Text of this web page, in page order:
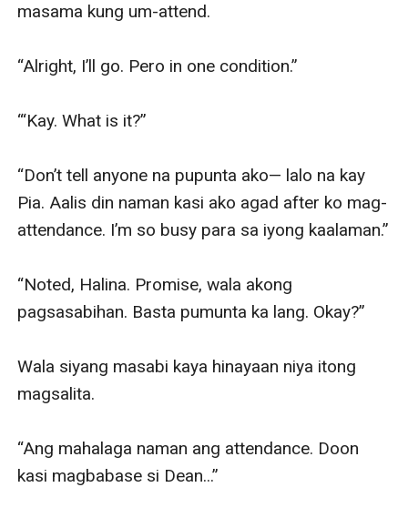
masama kung um-attend.
“Alright, I’ll go. Pero in one condition.”
“‘Kay. What is it?”
“Don’t tell anyone na pupunta ako— lalo na kay
Pia. Aalis din naman kasi ako agad after ko mag-
attendance. I’m so busy para sa iyong kaalaman.”
“Noted, Halina. Promise, wala akong
pagsasabihan. Basta pumunta ka lang. Okay?”
Wala siyang masabi kaya hinayaan niya itong
magsalita.
“Ang mahalaga naman ang attendance. Doon
kasi magbabase si Dean...”